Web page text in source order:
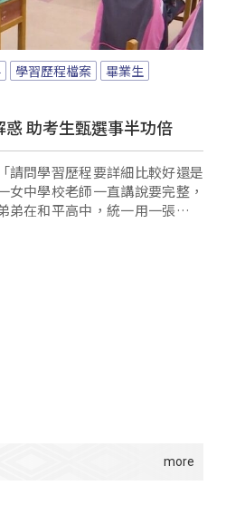
學習歷程檔案
畢業生
助考生甄選事半功倍
請問學習歷程要詳細比較好還是
女中學校老師一直講說要完整，
在和平高中，統一用一張學習
比較想要看哪一種。